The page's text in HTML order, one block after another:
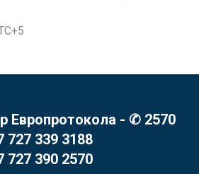
Европротокола - ✆ 2570
727 339 3188
727 390 2570